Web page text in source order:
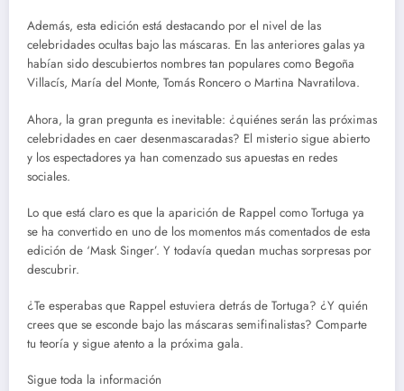
Además, esta edición está destacando por el nivel de las
celebridades ocultas bajo las máscaras. En las anteriores galas ya
habían sido descubiertos nombres tan populares como Begoña
Villacís, María del Monte, Tomás Roncero o Martina Navratilova.
Ahora, la gran pregunta es inevitable: ¿quiénes serán las próximas
celebridades en caer desenmascaradas? El misterio sigue abierto
y los espectadores ya han comenzado sus apuestas en redes
sociales.
Lo que está claro es que la aparición de Rappel como Tortuga ya
se ha convertido en uno de los momentos más comentados de esta
edición de ‘Mask Singer’. Y todavía quedan muchas sorpresas por
descubrir.
¿Te esperabas que Rappel estuviera detrás de Tortuga? ¿Y quién
crees que se esconde bajo las máscaras semifinalistas? Comparte
tu teoría y sigue atento a la próxima gala.
Sigue toda la información